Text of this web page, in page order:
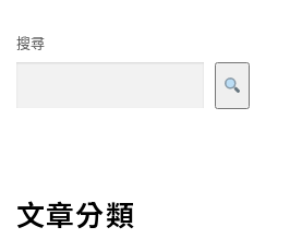
搜尋
文章分類